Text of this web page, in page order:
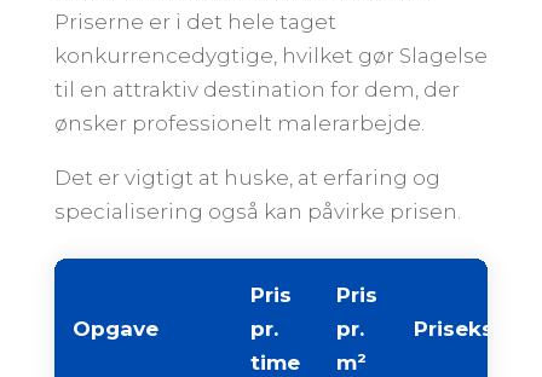
Priserne er i det hele taget
konkurrencedygtige, hvilket gør Slagelse
til en attraktiv destination for dem, der
ønsker professionelt malerarbejde.
Det er vigtigt at huske, at erfaring og
specialisering også kan påvirke prisen.
Opgave
Pris
pr.
time
Pris
pr.
m²